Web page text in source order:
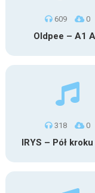
609 0
Oldpee – A1
318 0
IRYS – Pół